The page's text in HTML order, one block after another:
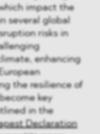
impact the
several global
risks in
enhancing
the resilience of
key
in the
Declaration